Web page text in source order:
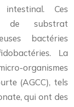
Ces
de substrat
bactéries
La
organismes
(AGCC), tels
qui ont des